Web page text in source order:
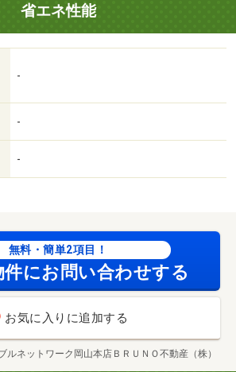
津高店（ドラッグストア）まで５３２
（大学・短大）まで９８６ｍ／私立
・高専）まで８５３ｍ／ＪＲ宇野線
省エネ性能
-
-
-
無料・簡単2項目！
件にお問い合わせする
お気に入りに追加する
ルネットワーク岡山本店ＢＲＵＮＯ不動産（株）